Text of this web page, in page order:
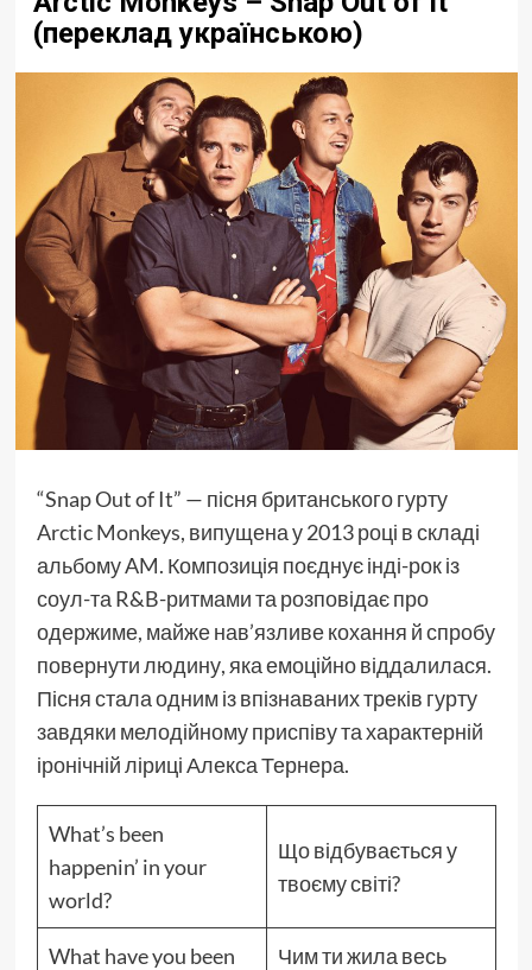
(переклад українською)
“Snap Out of It” — пісня британського гурту
Arctic Monkeys, випущена у 2013 році в складі
альбому AM. Композиція поєднує інді-рок із
соул-та R&B-ритмами та розповідає про
одержиме, майже нав’язливе кохання й спробу
повернути людину, яка емоційно віддалилася.
Пісня стала одним із впізнаваних треків гурту
завдяки мелодійному приспіву та характерній
іронічній ліриці Алекса Тернера.
What’s been
happenin’ in your
world?
Що відбувається у
твоєму світі?
What have you been
Чим ти жила весь